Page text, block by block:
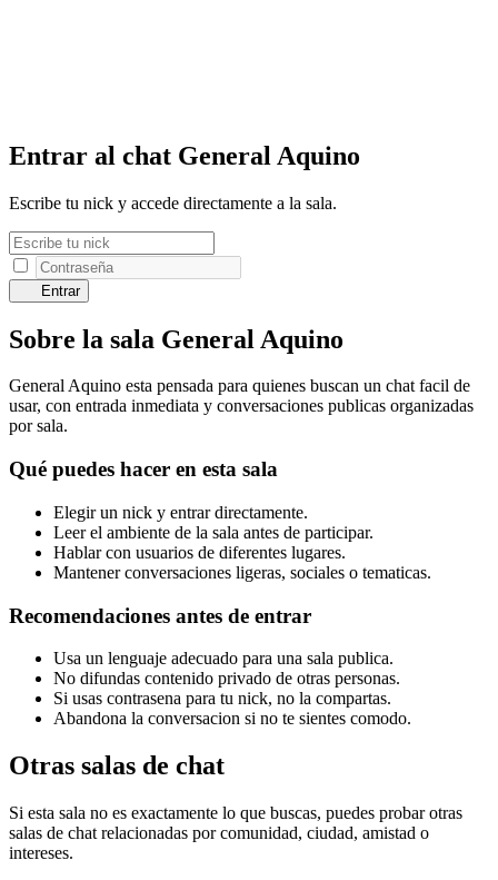
Entrar al chat General Aquino
Escribe tu nick y accede directamente a la sala.
Entrar
Sobre la sala General Aquino
General Aquino esta pensada para quienes buscan un chat facil de
usar, con entrada inmediata y conversaciones publicas organizadas
por sala.
Qué puedes hacer en esta sala
Elegir un nick y entrar directamente.
Leer el ambiente de la sala antes de participar.
Hablar con usuarios de diferentes lugares.
Mantener conversaciones ligeras, sociales o tematicas.
Recomendaciones antes de entrar
Usa un lenguaje adecuado para una sala publica.
No difundas contenido privado de otras personas.
Si usas contrasena para tu nick, no la compartas.
Abandona la conversacion si no te sientes comodo.
Otras salas de chat
Si esta sala no es exactamente lo que buscas, puedes probar otras
salas de chat relacionadas por comunidad, ciudad, amistad o
intereses.